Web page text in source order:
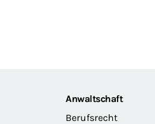
Anwaltschaft
Berufsrecht